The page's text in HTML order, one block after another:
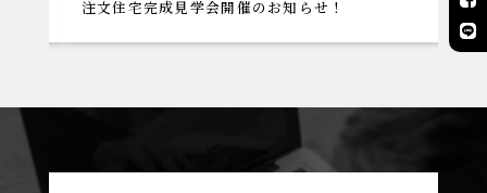
注文住宅完成見学会開催のお知らせ！